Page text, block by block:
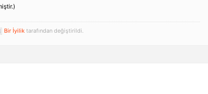
Bir İyilik tarafından değiştirildi.